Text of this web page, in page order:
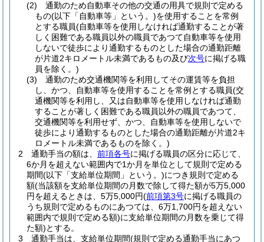
(2)
通勤のため自動車その他の交通の用具で規則で定める
もの(以下「自動車等」という。)を使用することを常例
とする職員(自動車等を使用しなければ通勤することが著
しく困難である職員以外の職員であつて自動車等を使用
しないで徒歩により通勤するものとした場合の通勤距離
が片道2キロメートル未満であるもの及び次号に掲げる職
員を除く。)
(3)
通勤のため交通機関等を利用してその運賃等を負担
し、かつ、自動車等を使用することを常例とする職員(交
通機関等を利用し、又は自動車等を使用しなければ通勤
することが著しく困難である職員以外の職員であつて、
交通機関等を利用せず、かつ、自動車等を使用しないで
徒歩により通勤するものとした場合の通勤距離が片道2キ
ロメートル未満であるものを除く。)
2
通勤手当の額は、 前項各号に掲げる職員の区分に応じて、
6か月を超えない範囲内で1か月を単位として規則で定める
期間(以下「支給単位期間」という。)につき規則で定める
額(当該額を支給単位期間の月数で除して得た額が5万5,000
円を超えるときは、5万5,000円(前項第3号に掲げる職員の
うち規則で定めるものにあつては、6万1,700円を超えない
範囲内で規則で定める額)に支給単位期間の月数を乗じて得
た額)とする。
3
通勤手当は、支給単位期間(規則で定める通勤手当にあつ